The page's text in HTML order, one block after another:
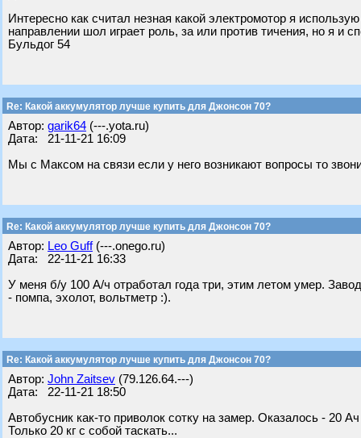
Интересно как считал незная какой электромотор я
направлении шол играет роль, за или против тичения, но я и
Бульдог 54
Re: Какой аккумулятор лучше купить для Джонсон 70?
Автор: garik64 (---.yota.ru)
Дата: 21-11-21 16:09
Мы с Максом на связи если у него возникают вопросы то
Re: Какой аккумулятор лучше купить для Джонсон 70?
Автор: Leo Guff(---.onego.ru)
Дата: 22-11-21 16:33
У меня б/у 100 А/ч отработал года три, этим летом умер.
- помпа, эхолот, вольтметр :).
Re: Какой аккумулятор лучше купить для Джонсон 70?
Автор: John Zaitsev (79.126.64.---)
Дата: 22-11-21 18:50
Автобусник как-то приволок сотку на замер. Оказалось - 20
Только 20 кг с собой таскать...